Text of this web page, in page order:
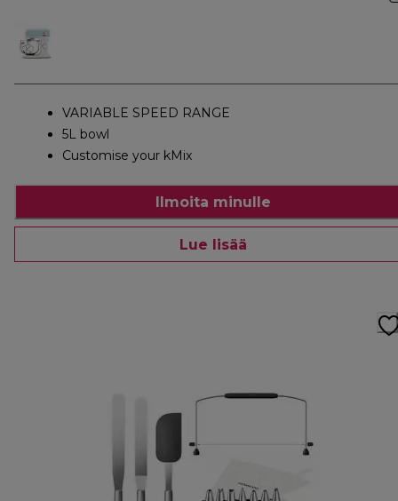
VARIABLE SPEED RANGE
5L bowl
Customise your kMix
Ilmoita minulle
Lue lisää